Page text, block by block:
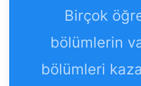
Birçok
bölümlerin
bölümleri